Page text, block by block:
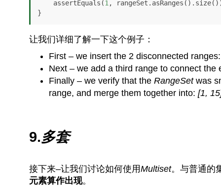
    assertEquals(
1 ,
}
让我们详细了解一下这个例子：
First – we insert the 2 disconnected
Next – we add a third range to connect the
Finally – we verify that the RangeSetwas
range, and merge them together into: [1,
9.多套
接下来–让我们讨论如何使用Multiset。与普通的
元素算作出现。